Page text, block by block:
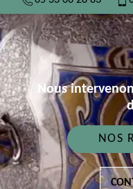
Nous
NOS